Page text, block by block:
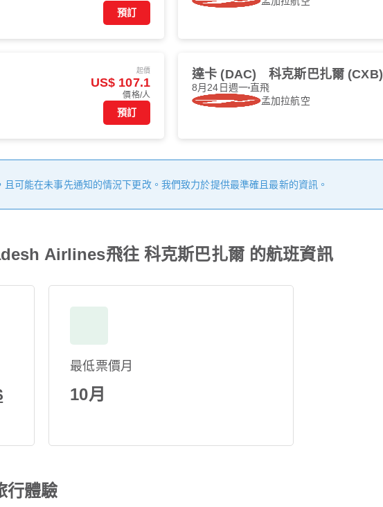
預訂
起價
US$ 107.1
價格/人
預訂
達卡 (DAC) 科克斯巴扎爾 (CXB)
8月24日週一直飛
孟加拉航空
可能在未事先通知的情況下更改。我們致力於提供最準確且最新的資訊。
Airlines飛往 科克斯巴扎爾 的航班資訊
最低票價月
10月
行體驗